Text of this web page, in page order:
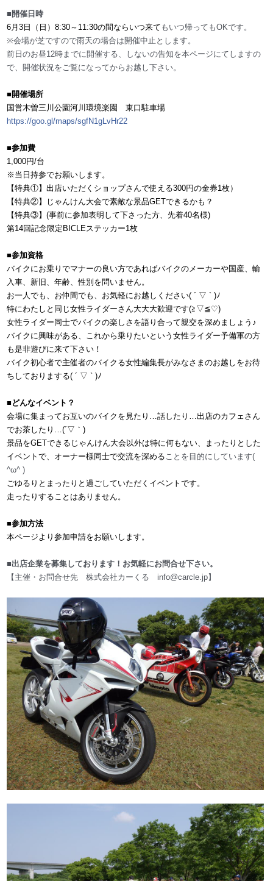
■開催日時
6月3日（日）8:30～11:30の間ならいつ来て もいつ帰ってもOKです。
※会場が芝ですので雨天の場合は開催中止とします。
前 日のお昼12時までに開催する、しないの告知を本ページにてしますの
で、開催状況をご覧になってからお越し下さ い。
■開催場所
国営木曽三川公園河川環境楽園 東口駐車場
https://goo.gl/maps/sgfN1gLvHr22
■参加費
1,000円/台
※当日持参でお願いします。
【特典①】出店いただくショップさんで使える300円の金券1枚）
【特典②】じゃんけん大会で素敵な景品GETできるかも？
【特典③】(事前に参加表明して下さった方、先着40名様)
第14回記念限定BICLEステッカー1枚
■参加資格
バイクにお乗りでマナーの良い方であればバイクのメーカ ーや国産、輸
入車、新旧、年齢、性別を問いません。
お一人でも、お仲間でも、お気軽にお越しください( ´ ▽ ` )ﾉ
特にわたしと同じ女性ライダーさん大大大歓迎です(≧▽≦♡)
女性ライダー同士でバイクの楽しさを語り合って親交を深めましょう♪
バイクに興味がある、これから乗りたいという女性ライダー予備軍の方
も是非遊びに来て下さい！
バイク初心者で主催者のバイクる女性編集長がみなさまのお越しをお待
ちしておりまする( ´ ▽ ` )ﾉ
■どんなイベント？
会場に集まってお互いのバイクを見たり…話したり…出 店のカフェさん
でお茶したり…(´▽｀)
景品をGETできるじゃんけん大会以外は特に何もない、ま ったりとした
イベントで、オーナー様同士で交流を深める ことを目的にしています(
^ω^ )
ごゆるりとまったりと過ごしていただくイベントです。
走ったりすることはありません。
■参加方法
本ページより参加申請をお願いします。
■出店企業を募集しております！お気軽にお問合せ下さい。
【主催・お問合せ先 株式会社カーくる info@carcle.jp】